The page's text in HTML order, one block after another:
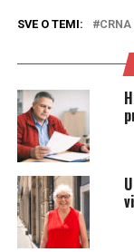
SVE O TEMI: CRNA